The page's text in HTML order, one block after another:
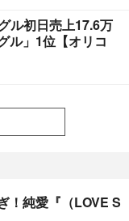
ル初日売上17.6万
ル」1位【オリコ
！純愛『（LOVE S